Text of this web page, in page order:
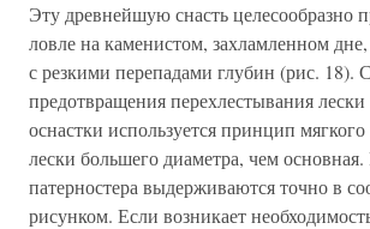
Эту древнейшую снасть целесообразно
ловле на каменистом, захламленном
с резкими перепадами глубин (рис. 18).
предотвращения перехлестывания лески
оснастки используется принцип мягкого
лески большего диаметра, чем
патерностера выдерживаются точно в
рисунком. Если возникает